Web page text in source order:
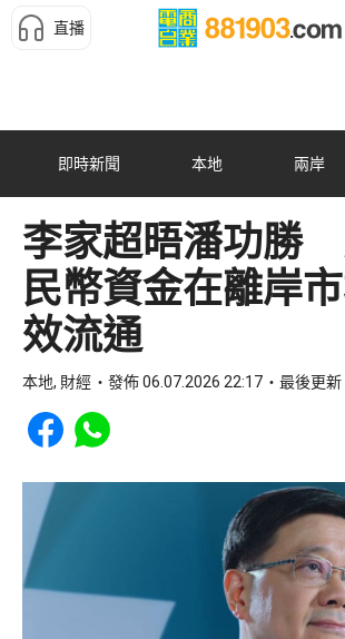
直播
即時新聞 本地 兩岸
李家超晤潘功勝
民幣資金在離岸
效流通
本地, 財經 發佈 06.07.2026 22:17 最後更新
Share to Facebook
Share to WhatsApp